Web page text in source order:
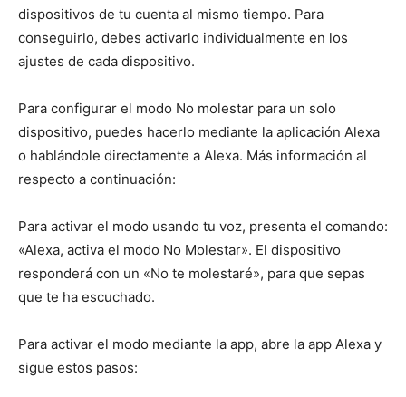
dispositivos de tu cuenta al mismo tiempo. Para
conseguirlo, debes activarlo individualmente en los
ajustes de cada dispositivo.
Para configurar el modo No molestar para un solo
dispositivo, puedes hacerlo mediante la aplicación Alexa
o hablándole directamente a Alexa. Más información al
respecto a continuación:
Para activar el modo usando tu voz, presenta el comando:
«Alexa, activa el modo No Molestar». El dispositivo
responderá con un «No te molestaré», para que sepas
que te ha escuchado.
Para activar el modo mediante la app, abre la app Alexa y
sigue estos pasos: